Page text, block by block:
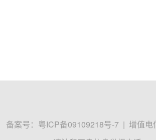
备案号： 粤ICP备09109218号-7 | 增值电